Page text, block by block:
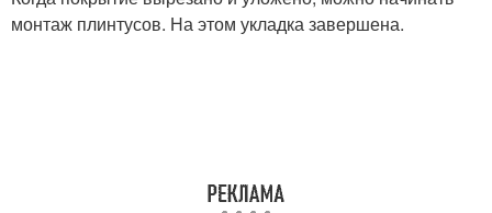
монтаж плинтусов. На этом укладка завершена.